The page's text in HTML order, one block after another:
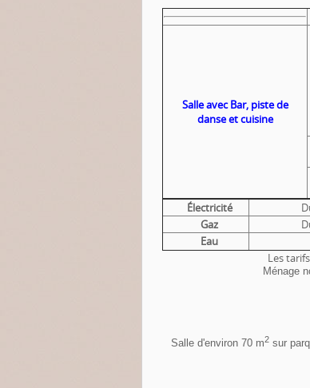
Salle avec Bar, piste de
danseet cuisine
Électricité
Gaz
Eau
Les
Ménage
Salle d'environ 70 m2sur